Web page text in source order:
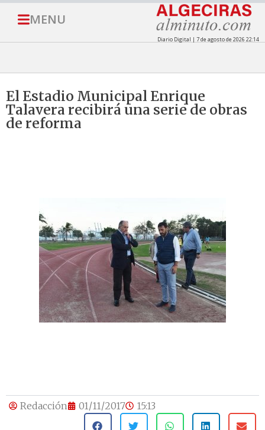
MENU
Diario Digital | 7 de agosto de 2026 22:14
El Estadio Municipal Enrique
Talavera recibirá una serie de obras
de reforma
Redacción 01/11/2017 15:13